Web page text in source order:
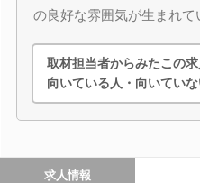
の良好な雰囲気が生まれて
取材担当者からみたこの
向いている人・向いてい
求人情報